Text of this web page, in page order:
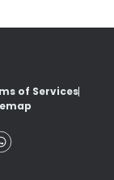
of Services